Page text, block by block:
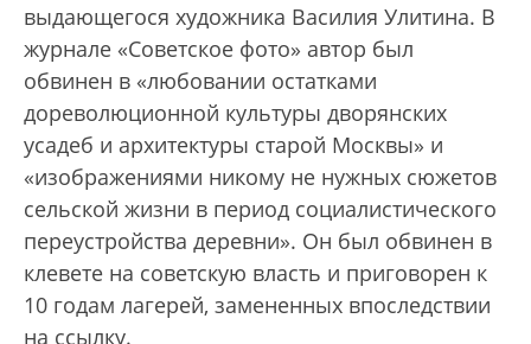
выдающегося художника Василия Улитина. В
журнале «Советское фото» автор был
обвинен в «любовании остатками
дореволюционной культуры дворянских
усадеб и архитектуры старой Москвы» и
«изображениями никому не нужных сюжетов
сельской жизни в период социалистического
переустройства деревни». Он был обвинен в
клевете на советскую власть и приговорен к
10 годам лагерей, замененных впоследствии
на ссылку.